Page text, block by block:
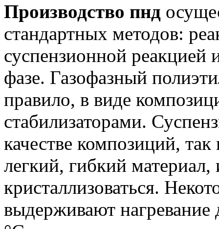
Производство пнд
стандартных методов:
суспензионной реакцией
фазе. Газофазный
правило, в виде
стабилизаторами.
качестве композиций,
легкий, гибкий
кристаллизоваться.
выдерживают